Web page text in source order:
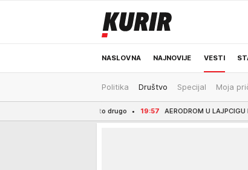
NASLOVNA NAJNOVIJE VESTI
ODRŽIVA BUDUĆNOST REGION
Politika Društvo Specijal Moja
19:57 AERODROM U LAJPCIGU BIO NA